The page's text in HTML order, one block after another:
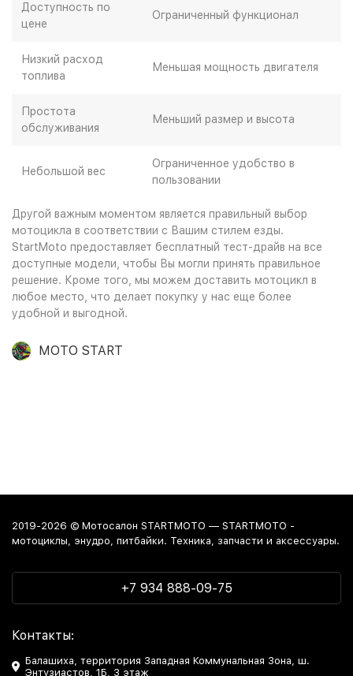
Доступность по
цене
Ограниченный функционал
Низкий расход
топлива
Меньшая мощность двигателя
Простота
обслуживания
Меньший размер и высота
Небольшой вес
Ограниченное удобство в
пользовании
Другой важным моментом является правильный выбор
мотоцикла в соответствии с Вашим стилем езды.
StartMoto предоставляет бесплатный тест-драйв на все
доступные модели, чтобы Вы могли принять правильное
решение. Кроме того, мы можем доставить мотоцикл в
любое место, что делает покупку у нас еще более
удобной и выгодной.
MOTO START
2019-2026 © Мотосалон STARTMOTO — STARTMOTO -
мотоциклы, энудро, питбайки. Техника, запчасти и аксессуары.
+7 934 888-09-75
Контакты:
Балашиха, территория Западная Коммунальная Зона, ш.
Энтузиастов, 1Б, 3 этаж